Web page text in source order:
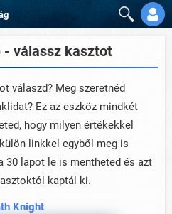
- válassz kasztot
válaszd? Meg szeretnéd
Ez az eszköz mindkét
hogy milyen értékekkel
linkkel egyből meg is
30 lapot le is mentheted és azt
kaptál ki.
Knight